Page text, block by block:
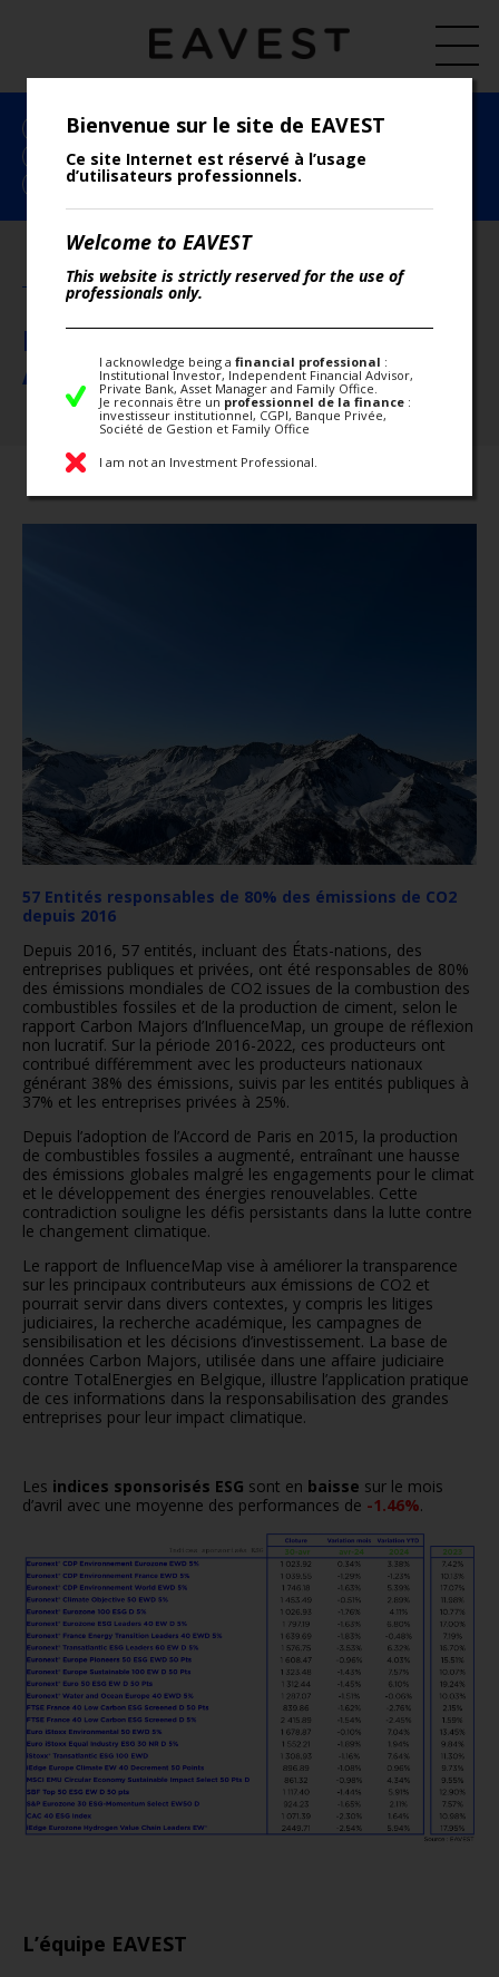
TOUS LES ARTICLES EAVEST ECONOMIE
INDICES
LES INSTANCES DE RÉGULATION
LETTRE HEBDO
PERFORMANCE
PRESSE RECHERCHE
MERCREDI 08 MAI 2024
PERFORMANCE DES INDICES ESG
AVRIL 2024
57 Entités responsables de 80% des émissions de CO2
depuis 2016
Depuis 2016, 57 entités, incluant des États-nations, des
entreprises publiques et privées, ont été responsables de 80%
des émissions mondiales de CO2 issues de la combustion des
combustibles fossiles et de la production de ciment, selon le
rapport Carbon Majors d’InfluenceMap, un groupe de réflexion
non lucratif. Sur la période 2016-2022, ces producteurs ont
contribué différemment avec les producteurs nationaux
générant 38% des émissions, suivis par les entités publiques à
37% et les entreprises privées à 25%.
Depuis l’adoption de l’Accord de Paris en 2015, la production
de combustibles fossiles a augmenté, entraînant une hausse
des émissions globales malgré les engagements pour le climat
et le développement des énergies renouvelables. Cette
contradiction souligne les défis persistants dans la lutte contre
le changement climatique.
Le rapport de InfluenceMap vise à améliorer la transparence
sur les principaux contributeurs aux émissions de CO2 et
pourrait servir dans divers contextes, y compris les litiges
judiciaires, la recherche académique, les campagnes de
sensibilisation et les décisions d’investissement. La base de
données Carbon Majors, utilisée dans une affaire judiciaire
contre TotalEnergies en Belgique, illustre l’application pratique
de ces informations dans la responsabilisation des grandes
entreprises pour leur impact climatique.
Les indices sponsorisés ESG sont en baisse sur le mois
d’avril avec une moyenne des performances de -1.46%.
L’équipe EAVEST
Bienvenue sur le site de EAVEST
Ce site Internet est réservé à l’usage
d’utilisateurs professionnels.
Welcome to EAVEST
This website is strictly reserved for the use of
professionals only.
I acknowledge being a financial professional :
Institutional Investor, Independent Financial Advisor,
Private Bank, Asset Manager and Family Office.
Je reconnais être un professionnel de la finance :
investisseur institutionnel, CGPI, Banque Privée,
Société de Gestion et Family Office
I am not an Investment Professional.